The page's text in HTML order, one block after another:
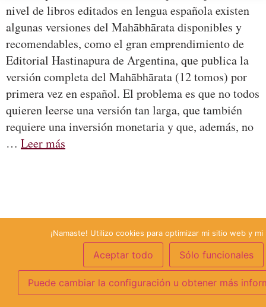
nivel de libros editados en lengua española existen
algunas versiones del Mahābhārata disponibles y
recomendables, como el gran emprendimiento de
Editorial Hastinapura de Argentina, que publica la
versión completa del Mahābhārata (12 tomos) por
primera vez en español. El problema es que no todos
quieren leerse una versión tan larga, que también
requiere una inversión monetaria y que, además, no
… Leer más
¡Namaste! Utilizo cookies para optimizar mi sitio web y mi
Aceptar todo Sólo funcionales
Puede cambiar la configuración u obtener más